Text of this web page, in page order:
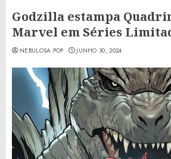
Godzilla estampa
Marvel em Séries
NEBULOSA POP JUNHO 30, 2024